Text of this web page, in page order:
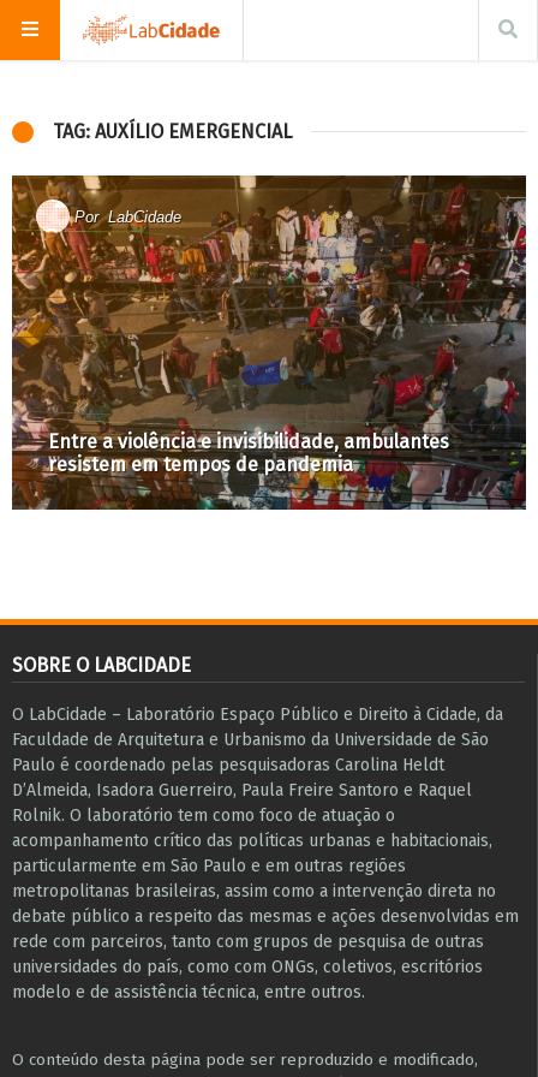
TAG: AUXÍLIO EMERGENCIAL
PorLabCidade
Entre a violência e invisibilidade, ambulantes
resistem em tempos de pandemia
SOBRE O LABCIDADE
O LabCidade – Laboratório Espaço Público e Direito à Cidade, da
Faculdade de Arquitetura e Urbanismo da Universidade de São
Paulo é coordenado pelas pesquisadoras Carolina Heldt
D’Almeida, Isadora Guerreiro, Paula Freire Santoro e Raquel
Rolnik. O laboratório tem como foco de atuação o
acompanhamento crítico das políticas urbanas e habitacionais,
particularmente em São Paulo e ​em outras regiões
metropolitanas brasileiras, assim como a intervenção direta no
debate público a respeito das mesmas e ações desenvolvidas em
r​e​de com parceiros, tanto com grupos de pesquisa ​de outras
universidades do país, como com ONGs, coletivos, escritórios
modelo e de assistência técnica​, entre outros​.
O conteúdo desta página pode ser reproduzido e modificado,